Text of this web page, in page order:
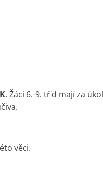
. Žáci 6.-9. tříd mají za úkol
věci.